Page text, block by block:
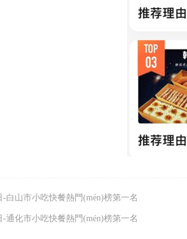
-白山市小吃快餐熱門(mén)榜第一名
-通化市小吃快餐熱門(mén)榜第一名